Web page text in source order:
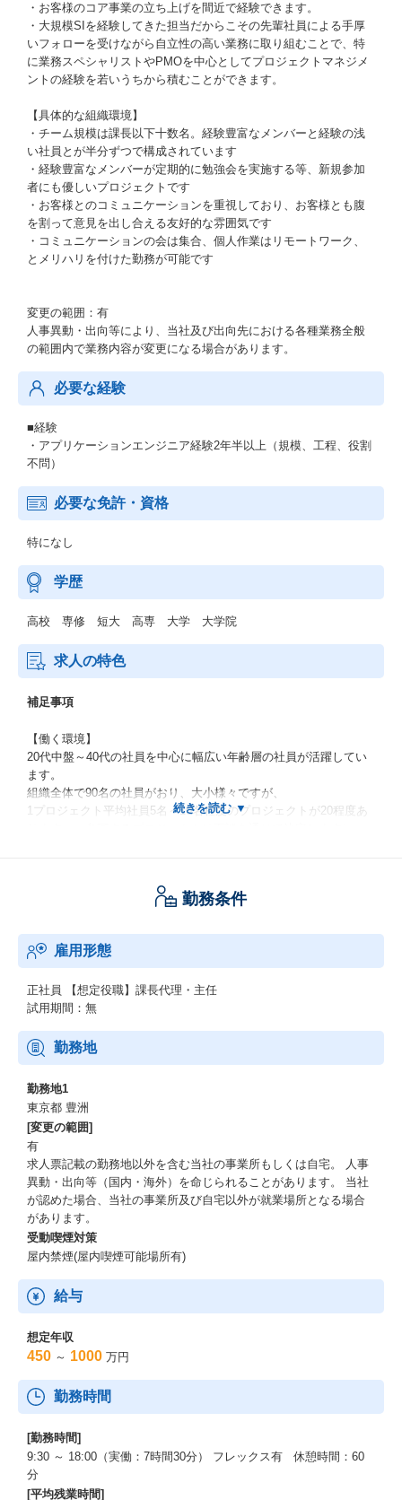
・お客様のコア事業の立ち上げを間近で経験できます。
・大規模SIを経験してきた担当だからこその先輩社員による手厚
いフォローを受けながら自立性の高い業務に取り組むことで、特
に業務スペシャリストやPMOを中心としてプロジェクトマネジメ
ントの経験を若いうちから積むことができます。
【具体的な組織環境】
・チーム規模は課長以下十数名。経験豊富なメンバーと経験の浅
い社員とが半分ずつで構成されています
・経験豊富なメンバーが定期的に勉強会を実施する等、新規参加
者にも優しいプロジェクトです
・お客様とのコミュニケーションを重視しており、お客様とも腹
を割って意見を出し合える友好的な雰囲気です
・コミュニケーションの会は集合、個人作業はリモートワーク、
とメリハリを付けた勤務が可能です
変更の範囲：有
人事異動・出向等により、当社及び出向先における各種業務全般
の範囲内で業務内容が変更になる場合があります。
必要な経験
■経験
・アプリケーションエンジニア経験2年半以上（規模、工程、役割
不問）
必要な免許・資格
特になし
学歴
高校 専修 短大 高専 大学 大学院
求人の特色
補足事項
【働く環境】
20代中盤～40代の社員を中心に幅広い年齢層の社員が活躍してい
ます。
組織全体で90名の社員がおり、大小様々ですが、
1プロジェクト平均社員5名～10名程度のプロジェクトが20程度あ
テレワークを中心とした働き方で（平均週1、2日出社）、
フレックス制度(コアタイム無し)など、柔軟な働き方を推奨してい
ライフステージに合わせた働き方が可能です。
【キャリア形成について】
プロジェクトマネジメントだけでなく、サービスデザインやITア
ーキテクチャなど、幅広い分野でのキャリアを選ぶことができま
将来的にPL/PMとしての経験を積み、プロジェクト全体をマネジ
メントする中で、自身のマネジメントスキルをさらに高めること
ができます。
（１）管理職
プロジェクトリーダーやプロジェクトマネージャーとして経験を
積み、将来的にはマネジメント職や戦略的な立場での役割を目指
すことができます。
リーダーシップや戦略的思考力を活かし、業界全体を見渡したポ
ジションで活躍する道が開かれています。
（２）技術専門職
エンジニアとして深い専門性を追求し、技術のプロフェッショナ
ルとして活躍することが可能です。
最新技術に触れながら、業界全体に影響を与える存在を目指せる
環境を整えています
勤務条件
雇用形態
正社員
【想定役職】課長代理・主任
試用期間：無
勤務地
勤務地1
東京都 豊洲
[変更の範囲]
有
求人票記載の勤務地以外を含む当社の事業所もしくは自宅。 人事
異動・出向等（国内・海外）を命じられることがあります。 当社
が認めた場合、当社の事業所及び自宅以外が就業場所となる場合
があります。
受動喫煙対策
屋内禁煙(屋内喫煙可能場所有)
給与
想定年収
450 ～ 1000 万円
勤務時間
[勤務時間]
9:30 ～ 18:00（実働：7時間30分） フレックス有 休憩時間：60
分
[平均残業時間]